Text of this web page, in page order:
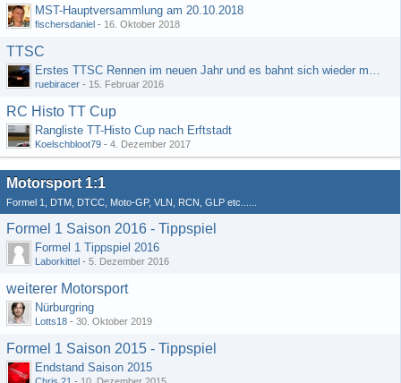
MST-Hauptversammlung am 20.10.2018
fischersdaniel - 16. Oktober 2018
TTSC
Erstes TTSC Rennen im neuen Jahr und es bahnt sich wieder mal eine Rekordteilnehmerzahl an
ruebiracer - 15. Februar 2016
RC Histo TT Cup
Rangliste TT-Histo Cup nach Erftstadt
Koelschbloot79 - 4. Dezember 2017
Motorsport 1:1
Formel 1, DTM, DTCC, Moto-GP, VLN, RCN, GLP etc......
Formel 1 Saison 2016 - Tippspiel
Formel 1 Tippspiel 2016
Laborkittel - 5. Dezember 2016
weiterer Motorsport
Nürburgring
Lotts18 - 30. Oktober 2019
Formel 1 Saison 2015 - Tippspiel
Endstand Saison 2015